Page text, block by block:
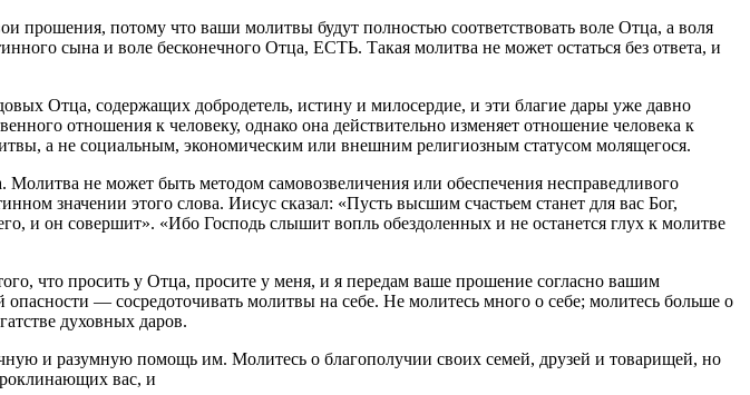
прошения, потому что ваши молитвы будут полностью соответствовать воле Отца, а воля
сына и воле бесконечного Отца, ЕСТЬ. Такая молитва не может остаться без ответа, и
Отца, содержащих добродетель, истину и милосердие, и эти благие дары уже давно
отношения к человеку, однако она действительно изменяет отношение человека к
а не социальным, экономическим или внешним религиозным статусом молящегося.
не может быть методом самовозвеличения или обеспечения несправедливого
значении этого слова. Иисус сказал: «Пусть высшим счастьем станет для вас Бог,
и он совершит». «Ибо Господь слышит вопль обездоленных и не останется глух к молитве
что просить у Отца, просите у меня, и я передам ваше прошение согласно вашим
— сосредоточивать молитвы на себе. Не молитесь много о себе; молитесь больше о
духовных даров.
и разумную помощь им. Молитесь о благополучии своих семей, друзей и товарищей, но
вас, и